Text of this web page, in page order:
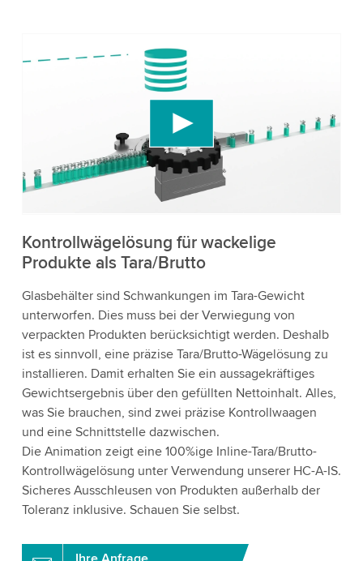
Wir benötigen Ihre Zustimmung, um den
YouTube-Videodienst zu laden!
Wir verwenden einen Drittanbieterdienst, um
Videoinhalte einzubetten, der Daten über Ihre
Aktivitäten sammeln kann. Bitte überprüfen Sie
die Details und akzeptieren Sie den Dienst, um
dieses Video anzusehen.
Weitere Informationen
Kontrollwägelösung für wackelige
Produkte als Tara/Brutto
Glasbehälter sind Schwankungen im Tara-Gewicht
unterworfen. Dies muss bei der Verwiegung von
verpackten Produkten berücksichtigt werden. Deshalb
ist es sinnvoll, eine präzise Tara/Brutto-Wägelösung zu
installieren. Damit erhalten Sie ein aussagekräftiges
Gewichtsergebnis über den gefüllten Nettoinhalt. Alles,
was Sie brauchen, sind zwei präzise Kontrollwaagen
und eine Schnittstelle dazwischen.
Die Animation zeigt eine 100%ige Inline-Tara/Brutto-
Kontrollwägelösung unter Verwendung unserer HC-A-IS.
Sicheres Ausschleusen von Produkten außerhalb der
Toleranz inklusive. Schauen Sie selbst.